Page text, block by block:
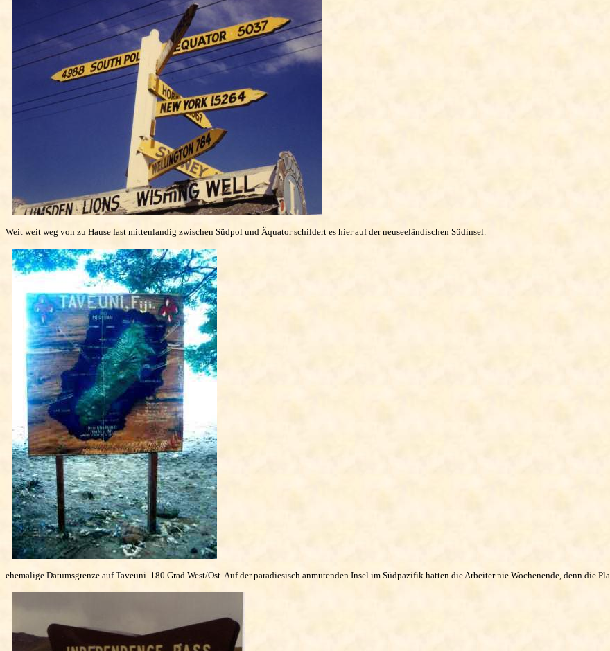
Weit weit weg von zu Hause fast mittenlandig zwischen Südpol und Äquator schildert es hier auf der neuseeländischen Südinsel.
ehemalige Datumsgrenze auf Taveuni. 180 Grad West/Ost. Auf der paradiesisch anmutenden Insel im Südpazifik hatten die Arbeiter nie Wochenende, denn die